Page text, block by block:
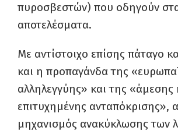
πυροσβεστών) που οδηγούν
αποτελέσματα.
Με αντίστοιχο επίσης πάταγο
και η προπαγάνδα της
αλληλεγγύης» και της «άμεσης
επιτυχημένης ανταπόκρισης»,
μηχανισμός ανακύκλωσης των